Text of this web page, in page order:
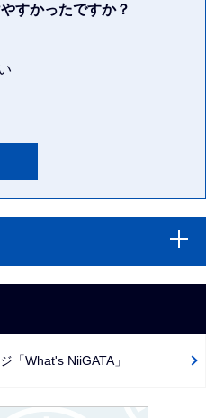
すかったですか？
「What's NiiGATA」